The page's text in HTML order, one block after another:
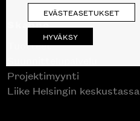
Skanno
Tuotteet
Projektimyynti
Liike Helsingin keskustassa
EVÄSTEASETUKSET
HYVÄKSY